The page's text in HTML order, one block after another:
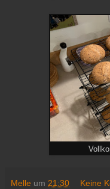
Melle um 21:30 Keine